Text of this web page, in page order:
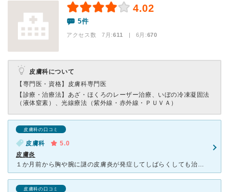
4.02
5件
アクセス数 7月:611 | 6月:670
皮膚科について
【専門医・資格】 皮膚科専門医
【診療・治療法】 あざ・ほくろのレーザー治療、いぼの冷凍凝固法
（液体窒素）、光線療法（紫外線・赤外線・ＰＵＶＡ）
皮膚科の口コミ
皮膚科
5.0
皮膚炎
１か月前から胸や腕に謎の皮膚炎が発症してしばらくしても治る気配はなく、皮膚炎を起こしている箇所が盛り上がって軽度のケロイドのようになり、乾燥して粉がふいてかゆくなり我慢できず、こちらを受診しました。
皮膚科の口コミ